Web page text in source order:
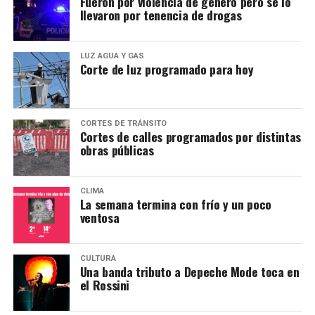
*Apunados de locura & Cantinela
Viernes 7 – 21 hs – So Fresh Multiespacio (12 de Octubre
1083)
*Fabián Petrosino y Pablo Fiordelmondo presentan “Dos
Orillas”
Viernes 7 – 21 hs – Espacio Kánika (Belgrano, 249 altos)
El piano de Fabián Petrosino y la voz de Pablo
Fiordelmondo hacen un recorrido por canciones que
han dejado huella, interpretadas en un formato íntimo
que propone un viaje entre el castellano y el inglés.
Entradas: $12.000 anticipadas, $15.000 en puerta.
*Fiebre, tributo a Sumo
Viernes 7 – 21:30 hs – Teatro Rossini (Mitre 225)
Show explosivo que revive la esencia cruda y auténtica
llevaron por tenencia de drogas
LUZ AGUA Y GAS
Corte de luz programado para hoy
CORTES DE TRÁNSITO
Cortes de calles programados por distintas
obras públicas
CLIMA
La semana termina con frío y un poco
ventosa
CULTURA
Una banda tributo a Depeche Mode toca en
el Rossini